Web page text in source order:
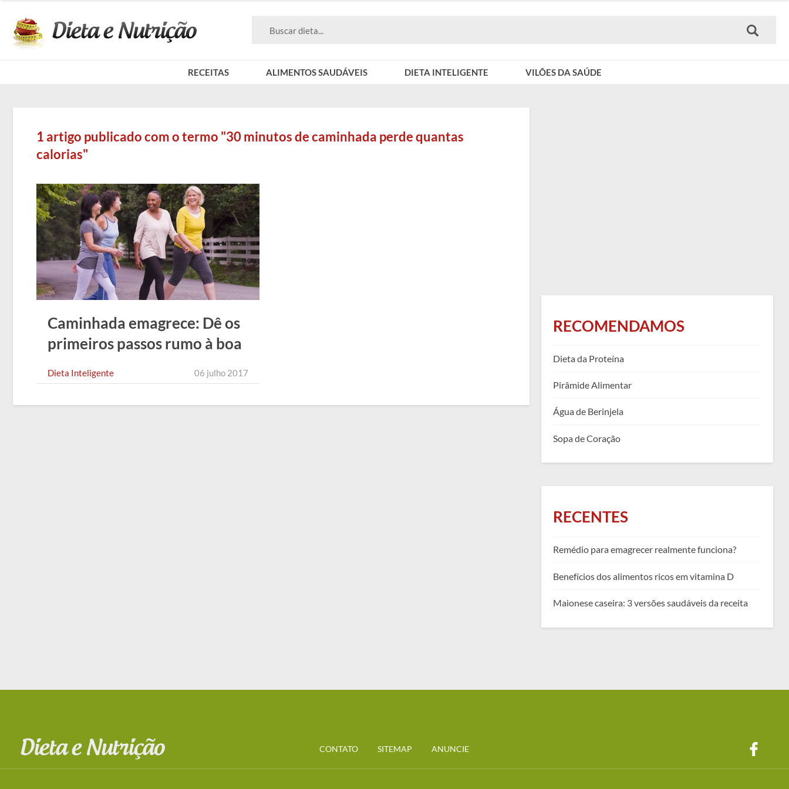
RECEITAS ALIMENTOS SAUDÁVEIS DIETA INTELIGENTE VILÕES DA SAÚDE
1 artigo publicado com o termo "30 minutos de caminhada perde quantas
calorias"
Caminhada emagrece: Dê os
primeiros passos rumo à boa
Dieta Inteligente 06 julho 2017
RECOMENDAMOS
Dieta da Proteína
Pirâmide Alimentar
Água de Berinjela
Sopa de Coração
RECENTES
Remédio para emagrecer realmente funciona?
Benefícios dos alimentos ricos em vitamina D
Maionese caseira: 3 versões saudáveis da receita
CONTATO SITEMAP ANUNCIE